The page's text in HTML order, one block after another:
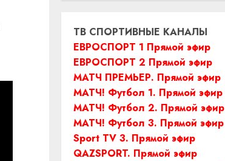
ТВ СПОРТИВНЫЕ КАНАЛЫ
ЕВРОСПОРТ 1 Прямой эфир
ЕВРОСПОРТ 2 Прямой эфир
МАТЧ ПРЕМЬЕР. Прямой эфир
МАТЧ! Футбол 1. Прямой эфир
МАТЧ! Футбол 2. Прямой эфир
МАТЧ! Футбол 3. Прямой эфир
Sport TV 3. Прямой эфир
QAZSPORT. Прямой эфир